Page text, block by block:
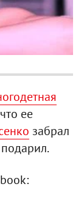
ее
забрал